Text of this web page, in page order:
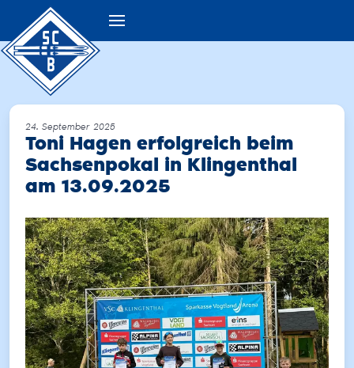
24. September 2025
Toni Hagen erfolgreich beim
Sachsenpokal in Klingenthal
am 13.09.2025